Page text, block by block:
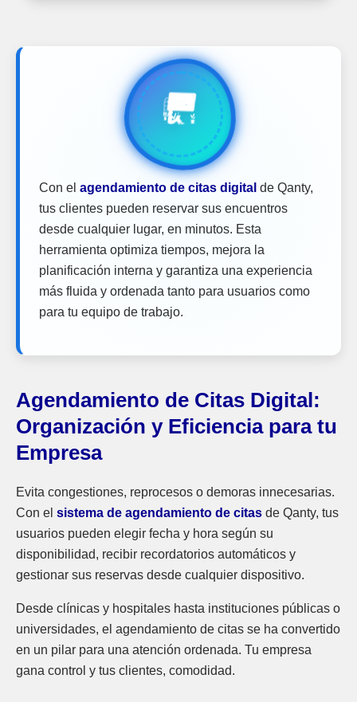
Con el agendamiento de citas digital de Qanty,
tus clientes pueden reservar sus encuentros
desde cualquier lugar, en minutos. Esta
herramienta optimiza tiempos, mejora la
planificación interna y garantiza una experiencia
más fluida y ordenada tanto para usuarios como
para tu equipo de trabajo.
Agendamiento de Citas Digital:
Organización y Eficiencia para tu
Empresa
Evita congestiones, reprocesos o demoras innecesarias.
Con el sistema de agendamiento de citas de Qanty, tus
usuarios pueden elegir fecha y hora según su
disponibilidad, recibir recordatorios automáticos y
gestionar sus reservas desde cualquier dispositivo.
Desde clínicas y hospitales hasta instituciones públicas o
universidades, el agendamiento de citas se ha convertido
en un pilar para una atención ordenada. Tu empresa
gana control y tus clientes, comodidad.